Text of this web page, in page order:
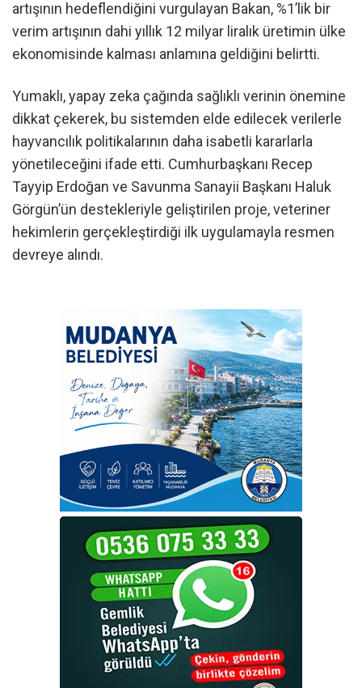
artışının hedeflendiğini vurgulayan Bakan, %1’lik bir
verim artışının dahi yıllık 12 milyar liralık üretimin ülke
ekonomisinde kalması anlamına geldiğini belirtti.
Yumaklı, yapay zeka çağında sağlıklı verinin önemine
dikkat çekerek, bu sistemden elde edilecek verilerle
hayvancılık politikalarının daha isabetli kararlarla
yönetileceğini ifade etti. Cumhurbaşkanı Recep
Tayyip Erdoğan ve Savunma Sanayii Başkanı Haluk
Görgün’ün destekleriyle geliştirilen proje, veteriner
hekimlerin gerçekleştirdiği ilk uygulamayla resmen
devreye alındı.